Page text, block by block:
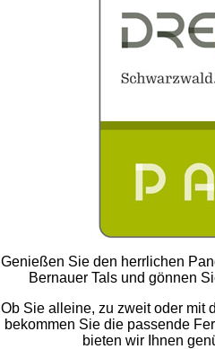
Genießen Sie den herrlichen
Bernauer Tals und gönnen
Ob Sie alleine, zu zweit oder mit
bekommen Sie die passende
bieten wir Ihnen